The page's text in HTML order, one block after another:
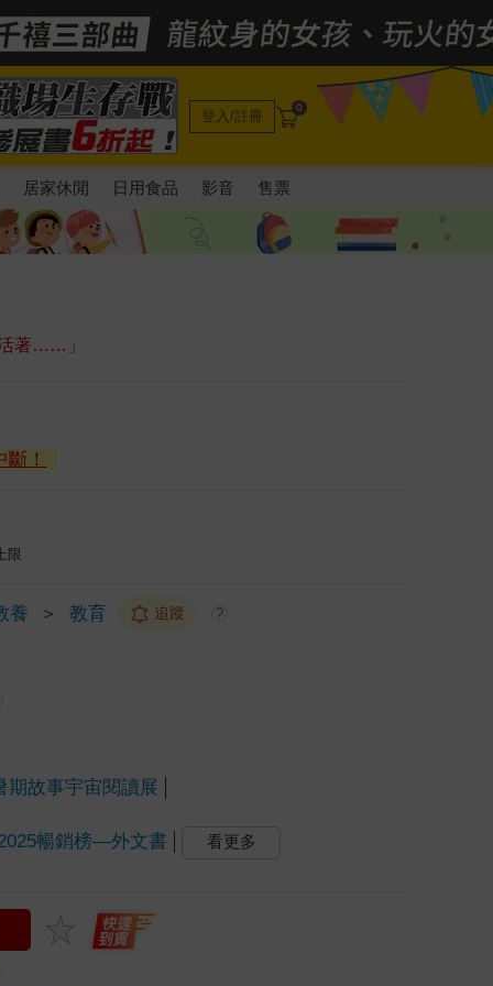
登入/註冊 0
居家休閒 日用食品 影音 售票
著……」
！
限
養 ＞ 教育 追蹤 ?
期故事宇宙閱讀展
暢銷榜—外文書 看更多